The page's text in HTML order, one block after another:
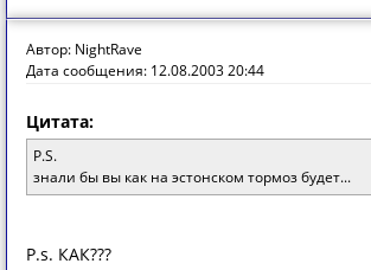
Автор: NightRave
Дата сообщения: 12.08.2003 20:44
Цитата:
P.S.
знали бы вы как на эстонском тормоз будет...
P.s. КАК???